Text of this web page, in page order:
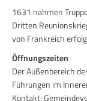
1631 nahmen
Dritten
von Frankreich
Öffnungszeiten
Der Außenbereich
Führungen im
Kontakt: